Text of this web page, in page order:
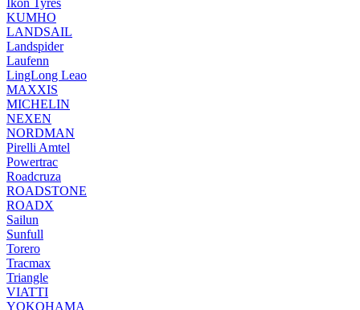
KUMHO
LANDSAIL
Landspider
Laufenn
LingLong Leao
MAXXIS
MICHELIN
NEXEN
NORDMAN
Pirelli Amtel
Powertrac
Roadcruza
ROADSTONE
ROADX
Sailun
Sunfull
Torero
Tracmax
Triangle
VIATTI
YOKOHAMA